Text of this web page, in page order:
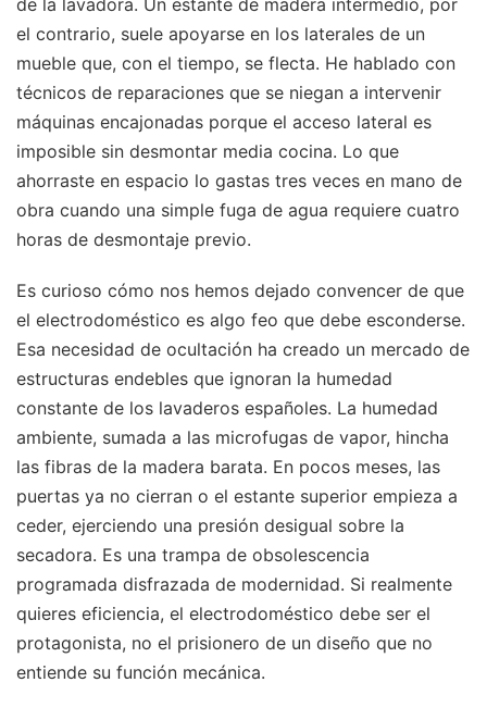
de la lavadora. Un estante de madera intermedio, por
el contrario, suele apoyarse en los laterales de un
mueble que, con el tiempo, se flecta. He hablado con
técnicos de reparaciones que se niegan a intervenir
máquinas encajonadas porque el acceso lateral es
imposible sin desmontar media cocina. Lo que
ahorraste en espacio lo gastas tres veces en mano de
obra cuando una simple fuga de agua requiere cuatro
horas de desmontaje previo.
Es curioso cómo nos hemos dejado convencer de que
el electrodoméstico es algo feo que debe esconderse.
Esa necesidad de ocultación ha creado un mercado de
estructuras endebles que ignoran la humedad
constante de los lavaderos españoles. La humedad
ambiente, sumada a las microfugas de vapor, hincha
las fibras de la madera barata. En pocos meses, las
puertas ya no cierran o el estante superior empieza a
ceder, ejerciendo una presión desigual sobre la
secadora. Es una trampa de obsolescencia
programada disfrazada de modernidad. Si realmente
quieres eficiencia, el electrodoméstico debe ser el
protagonista, no el prisionero de un diseño que no
entiende su función mecánica.